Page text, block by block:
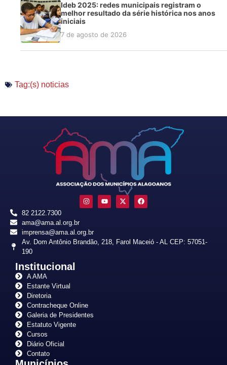
Ideb 2025: redes municipais registram o
melhor resultado da série histórica nos anos
iniciais
7 de agosto de 2026
Tag:(s) noticias
82 2122.7300
ama@ama.al.org.br
imprensa@ama.al.org.br
Av. Dom Antônio Brandão, 218, Farol Maceió - AL CEP: 57051-
190
Institucional
A AMA
Estante Virtual
Diretoria
Contracheque Online
Galeria de Presidentes
Estatuto Vigente
Cursos
Diário Oficial
Contato